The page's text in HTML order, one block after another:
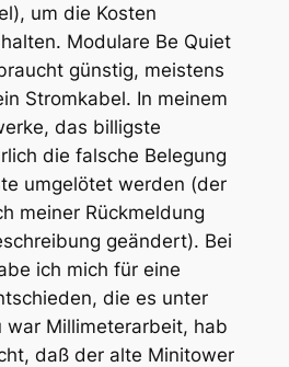
um die Kosten
Modulare Be Quiet
günstig, meistens
Stromkabel. In meinem
das billigste
die falsche Belegung
umgelötet werden (der
meiner Rückmeldung
geändert). Bei
ich mich für eine
die es unter
war Millimeterarbeit, hab
daß der alte Minitower